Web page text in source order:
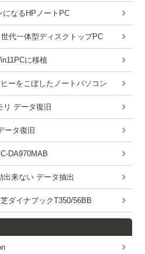
になるHPノートPC
代一体型ディスクトップPC
に移植
ーをこぼしたノートパソコン
リ データ復旧
ータ復旧
DA970MAB
来ない データ抽出
ダイナブックT350/56BB